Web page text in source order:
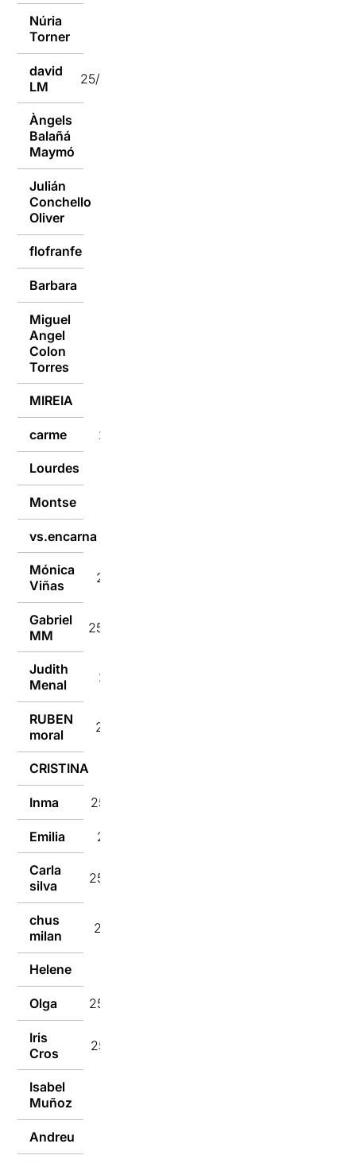
Núria
Torner
david
LM
25/03/2024
Àngels
Balañá
Maymó
Julián
Conchello
Oliver
flofranfe
Barbara
Miguel
Angel
Colon
Torres
MIREIA
carme 25/03/2024
Lourdes
Montse
vs.encarna
Mónica
Viñas
25/03/2024
Gabriel
MM
25/03/2024
Judith
Menal
25/03/2024
RUBEN
moral
25/03/2024
CRISTINA
Inma 25/03/2024
Emilia 25/03/2024
Carla
silva
25/03/2024
chus
milan
25/03/2024
Helene
Olga 25/03/2024
Iris
Cros
25/03/2024
Isabel
Muñoz
Andreu